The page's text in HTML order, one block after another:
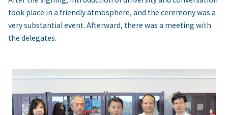
took place in a friendly atmosphere, and the ceremony was a
very substantial event. Afterward, there was a meeting with
the delegates.